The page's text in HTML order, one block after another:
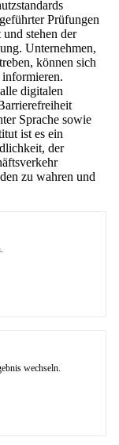
Prüfungen
stehen der
Unternehmen,
können sich
digitalen
Sprache sowie
ist es ein
der
zu wahren und
wechseln.